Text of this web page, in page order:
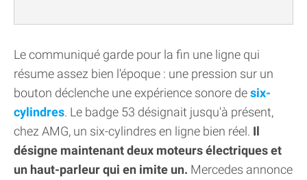
Le communiqué garde pour la fin une ligne qui
résume assez bien l'époque : une pression sur un
bouton déclenche une expérience sonore desix-
cylindres. Le badge 53 désignait jusqu'à présent,
chez AMG, un six-cylindres en ligne bien réel. Il
désigne maintenant deux moteurs électriques et
un haut-parleur qui en imite un. Mercedes annonce